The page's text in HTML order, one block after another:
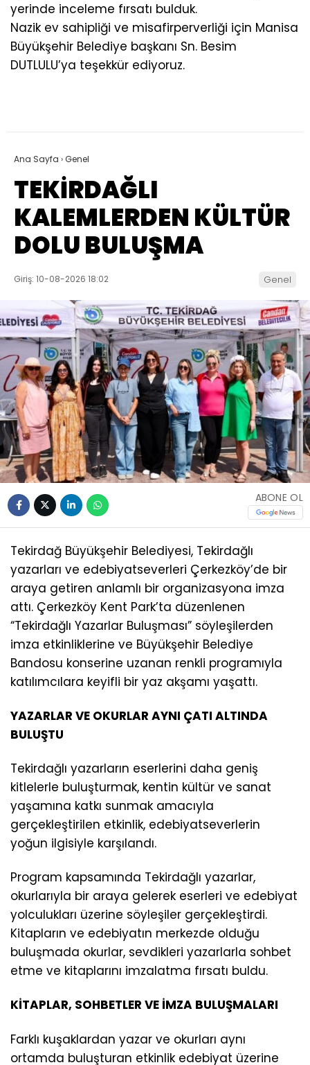
yerinde inceleme fırsatı bulduk.
Nazik ev sahipliği ve misafirperverliği için Manisa
Büyükşehir Belediye başkanı Sn. Besim
DUTLULU’ya teşekkür ediyoruz.
Ana Sayfa ›Genel
TEKİRDAĞLI
KALEMLERDEN KÜLTÜR
DOLU BULUŞMA
Giriş: 10-08-2026 18:02 Genel
ABONE OL
Tekirdağ Büyükşehir Belediyesi, Tekirdağlı
yazarları ve edebiyatseverleri Çerkezköy’de bir
araya getiren anlamlı bir organizasyona imza
attı. Çerkezköy Kent Park’ta düzenlenen
“Tekirdağlı Yazarlar Buluşması” söyleşilerden
imza etkinliklerine ve Büyükşehir Belediye
Bandosu konserine uzanan renkli programıyla
katılımcılara keyifli bir yaz akşamı yaşattı.
YAZARLAR VE OKURLAR AYNI ÇATI ALTINDA
BULUŞTU
Tekirdağlı yazarların eserlerini daha geniş
kitlelerle buluşturmak, kentin kültür ve sanat
yaşamına katkı sunmak amacıyla
gerçekleştirilen etkinlik, edebiyatseverlerin
yoğun ilgisiyle karşılandı.
Program kapsamında Tekirdağlı yazarlar,
okurlarıyla bir araya gelerek eserleri ve edebiyat
yolculukları üzerine söyleşiler gerçekleştirdi.
Kitapların ve edebiyatın merkezde olduğu
buluşmada okurlar, sevdikleri yazarlarla sohbet
etme ve kitaplarını imzalatma fırsatı buldu.
KİTAPLAR, SOHBETLER VE İMZA BULUŞMALARI
Farklı kuşaklardan yazar ve okurları aynı
ortamda buluşturan etkinlik edebiyat üzerine